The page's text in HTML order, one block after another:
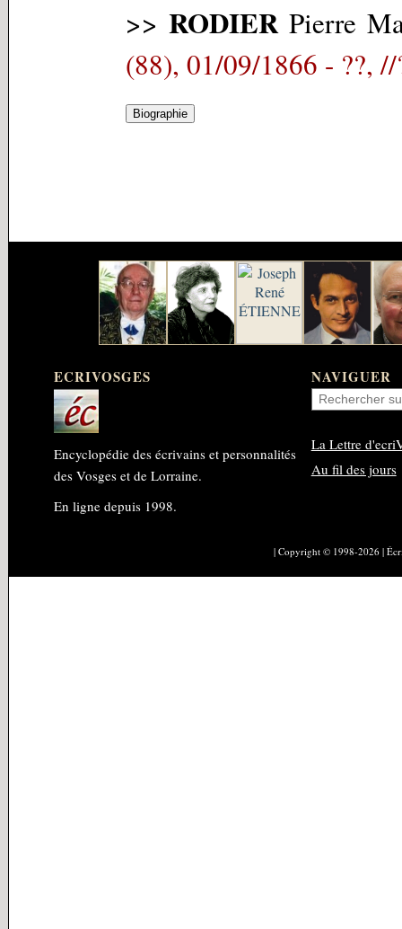
>> RODIERPierre
(88), 01/09/1866 - ??, //
ECRIVOSGES
Encyclopédie des écrivains et personnalités
des Vosges et de Lorraine.
En ligne depuis 1998.
NAVIGUER
La Lettre
Au fil des jours
| Copyright © 1998-2026 |